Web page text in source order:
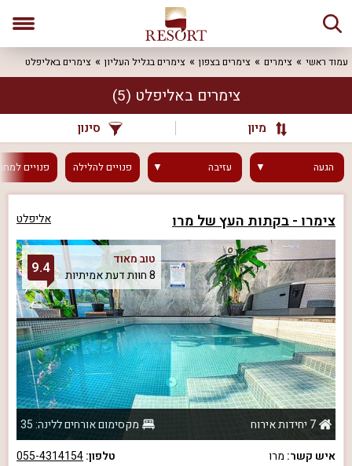
עמוד ראשי צימרים צימרים בצפון צימרים בגליל העליון צימרים באליפלט
צימרים באליפלט (5)
מיון סינון
הגעה עזיבה פנוייםלהלילה פנויים
צימרו - בקתות העץ של מרו אליפלט
טוב מאוד
8 חוות דעת אמיתיות
9.4
7 יחידות אירוח
מקסימום אורחים ללינה: 35
איש קשר: מרו טלפון:055-4314154